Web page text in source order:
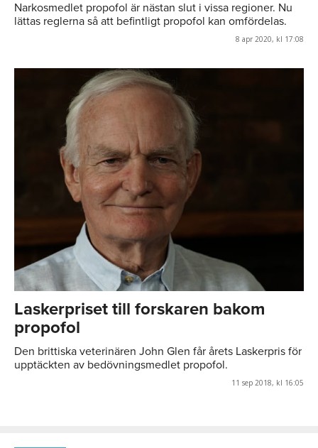
Narkosmedlet propofol är nästan slut i vissa regioner. Nu
lättas reglerna så att befintligt propofol kan omfördelas.
8 apr 2020, kl 17:08
Laskerpriset till forskaren bakom
propofol
Den brittiska veterinären John Glen får årets Laskerpris för
upptäckten av bedövningsmedlet propofol.
11 sep 2018, kl 16:05